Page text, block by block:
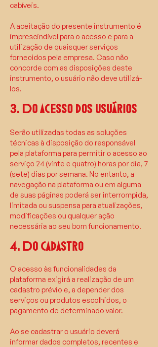
cabíveis.
A aceitação do presente instrumento é
imprescindível para o acesso e para a
utilização de quaisquer serviços
fornecidos pela empresa. Caso não
concorde com as disposições deste
instrumento, o usuário não deve utilizá-
los.
3. Do acesso dos usuários
Serão utilizadas todas as soluções
técnicas à disposição do responsável
pela plataforma para permitir o acesso ao
serviço 24 (vinte e quatro) horas por dia, 7
(sete) dias por semana. No entanto, a
navegação na plataforma ou em alguma
de suas páginas poderá ser interrompida,
limitada ou suspensa para atualizações,
modificações ou qualquer ação
necessária ao seu bom funcionamento.
4. Do cadastro
O acesso às funcionalidades da
plataforma exigirá a realização de um
cadastro prévio e, a depender dos
serviços ou produtos escolhidos, o
pagamento de determinado valor.
Ao se cadastrar o usuário deverá
informar dados completos, recentes e